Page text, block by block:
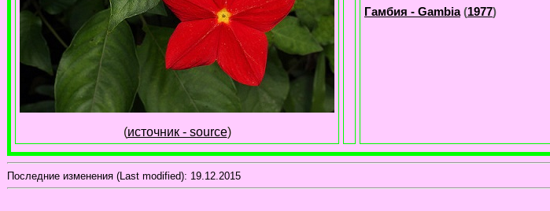
(источник - source)
Гамбия - Gambia(1977)
Последние изменения (Last modified): 19.12.2015